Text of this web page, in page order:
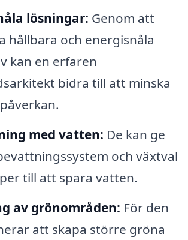
lösningar: Genom att
hållbara och energisnåla
kan en erfaren
bidra till att minska
med vatten: De kan ge
och växtval
till att spara vatten.
av grönområden: För den
att skapa större gröna